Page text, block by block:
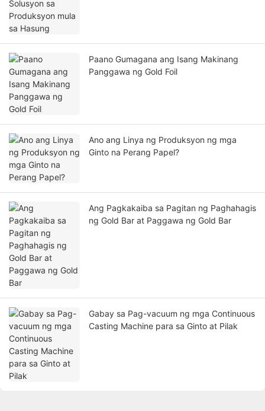
Paano Gumagana ang Isang Makinang
Panggawa ng Gold Foil
Ano ang Linya ng Produksyon ng mga
Ginto na Perang Papel?
Ang Pagkakaiba sa Pagitan ng Paghahagis
ng Gold Bar at Paggawa ng Gold Bar
Gabay sa Pag-vacuum ng mga Continuous
Casting Machine para sa Ginto at Pilak